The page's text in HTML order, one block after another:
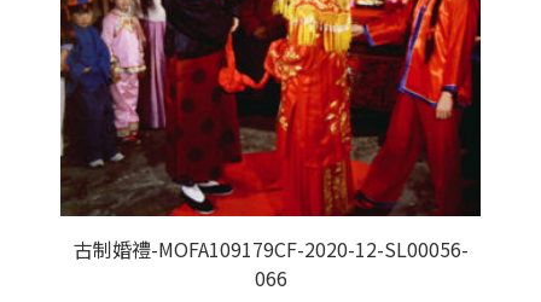
古制婚禮-MOFA109179CF-2020-12-SL00056-
066